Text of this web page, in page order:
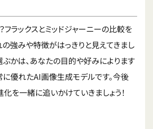
フラックスとミッドジャーニーの比較を
の強みや特徴がはっきりと見えてきまし
ぶかは、あなたの目的や好みによります
に優れたAI画像生成モデルです。今後
化を一緒に追いかけていきましょう！